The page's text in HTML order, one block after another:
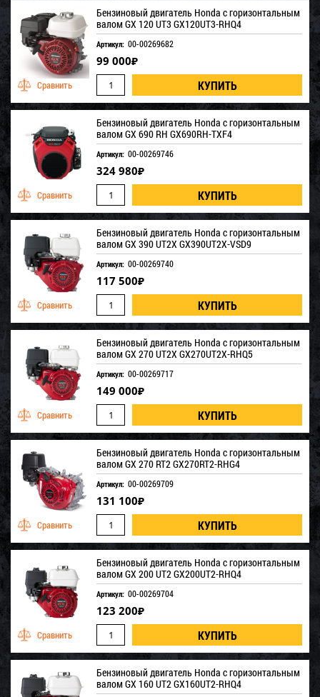
Бензиновый двигатель Honda с горизонтальным
валом GX 120 UT3 GX120UT3-RHQ4
Артикул: 00-00269682
99 000₽
Бензиновый двигатель Honda с горизонтальным
валом GX 690 RH GX690RH-TXF4
Артикул: 00-00269746
324 980₽
Бензиновый двигатель Honda с горизонтальным
валом GX 390 UT2X GX390UT2X-VSD9
Артикул: 00-00269740
117 500₽
Бензиновый двигатель Honda с горизонтальным
валом GX 270 UT2X GX270UT2X-RHQ5
Артикул: 00-00269717
149 000₽
Бензиновый двигатель Honda с горизонтальным
валом GX 270 RT2 GX270RT2-RHG4
Артикул: 00-00269709
131 100₽
Бензиновый двигатель Honda с горизонтальным
валом GX 200 UT2 GX200UT2-RHQ4
Артикул: 00-00269704
123 200₽
Бензиновый двигатель Honda с горизонтальным
валом GX 160 UT2 GX160UT2-RHQ4